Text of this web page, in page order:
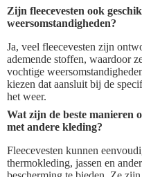
Zijn fleecevesten ook
weersomstandigheden?
Ja, veel fleecevesten zijn
ademende stoffen, waardoor
vochtige
kiezen dat aansluit bij de
het weer.
Wat zijn de beste manieren
met andere kleding?
Fleecevesten kunnen
thermokleding, jassen en